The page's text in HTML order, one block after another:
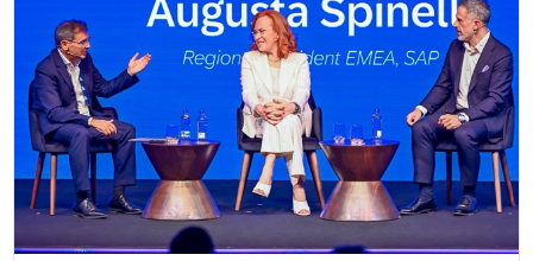
EĞITIM
YAŞAM